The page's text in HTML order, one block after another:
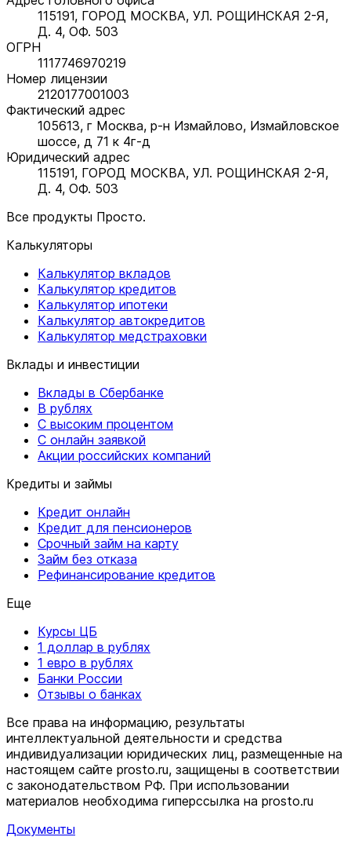
115191, ГОРОД МОСКВА, УЛ. РОЩИНСКАЯ 2-Я,
Д. 4, ОФ. 503
ОГРН
1117746970219
Номер лицензии
2120177001003
Фактический адрес
105613, г Москва, р-н Измайлово, Измайловское
шоссе, д 71 к 4г-д
Юридический адрес
115191, ГОРОД МОСКВА, УЛ. РОЩИНСКАЯ 2-Я,
Д. 4, ОФ. 503
Все продукты Просто.
Калькуляторы
Калькулятор вкладов
Калькулятор кредитов
Калькулятор ипотеки
Калькулятор автокредитов
Калькулятор медстраховки
Вклады и инвестиции
Вклады в Сбербанке
В рублях
С высоким процентом
С онлайн заявкой
Акции российских компаний
Кредиты и займы
Кредит онлайн
Кредит для пенсионеров
Срочный займ на карту
Займ без отказа
Рефинансирование кредитов
Еще
Курсы ЦБ
1 доллар в рублях
1 евро в рублях
Банки России
Отзывы о банках
Все права на информацию, результаты
интеллектуальной деятельности и средства
индивидуализации юридических лиц, размещенные на
настоящем сайте prosto.ru, защищены в соответствии
c законодательством РФ. При использовании
материалов необходима гиперссылка на prosto.ru
Документы